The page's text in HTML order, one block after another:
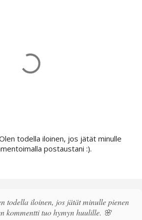
todella iloinen, jos jätät minulle
postaustani :).
todella iloinen, jos jätät minulle pienen
kommentti tuo hymyn huulille. 🌸